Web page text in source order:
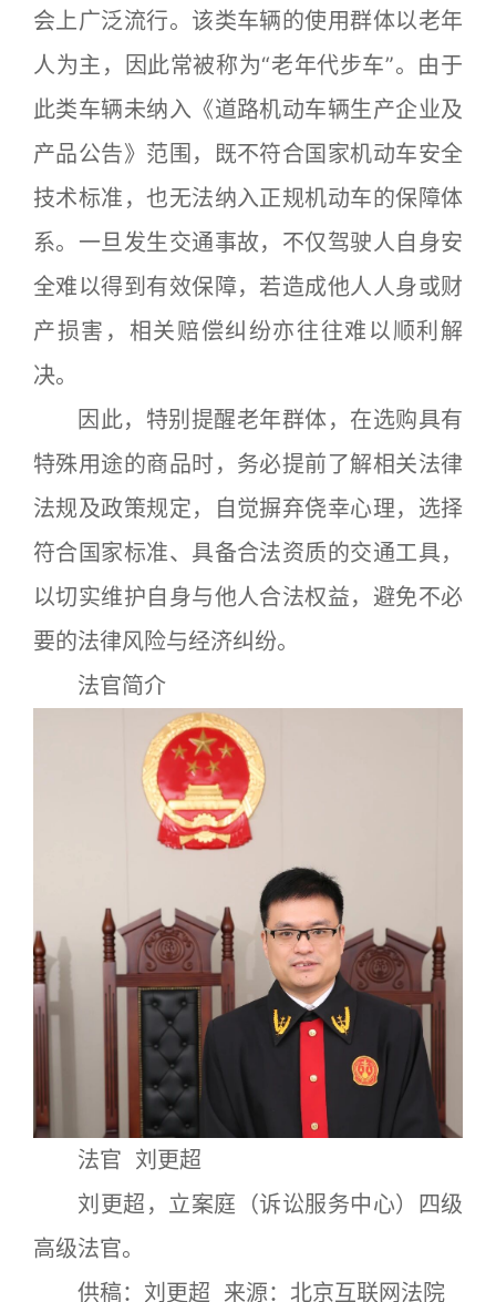
会上广泛流行。该类车辆的使用群体以老年
人为主，因此常被称为“老年代步车”。由于
此类车辆未纳入《道路机动车辆生产企业及
产品公告》范围，既不符合国家机动车安全
技术标准，也无法纳入正规机动车的保障体
系。一旦发生交通事故，不仅驾驶人自身安
全难以得到有效保障，若造成他人人身或财
产损害，相关赔偿纠纷亦往往难以顺利解
决。
因此，特别提醒老年群体，在选购具有
特殊用途的商品时，务必提前了解相关法律
法规及政策规定，自觉摒弃侥幸心理，选择
符合国家标准、具备合法资质的交通工具，
以切实维护自身与他人合法权益，避免不必
要的法律风险与经济纠纷。
法官简介
法官 刘更超
刘更超，立案庭（诉讼服务中心）四级
高级法官。
供稿：刘更超 来源：北京互联网法院